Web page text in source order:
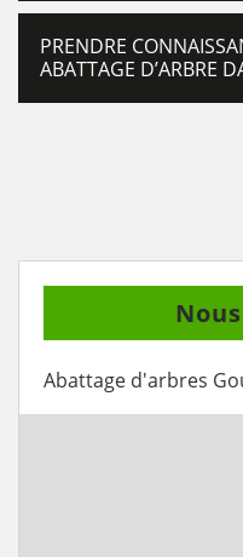
PRENDRE
ABATTAGE D’ARBRE
Abattage d'arbres